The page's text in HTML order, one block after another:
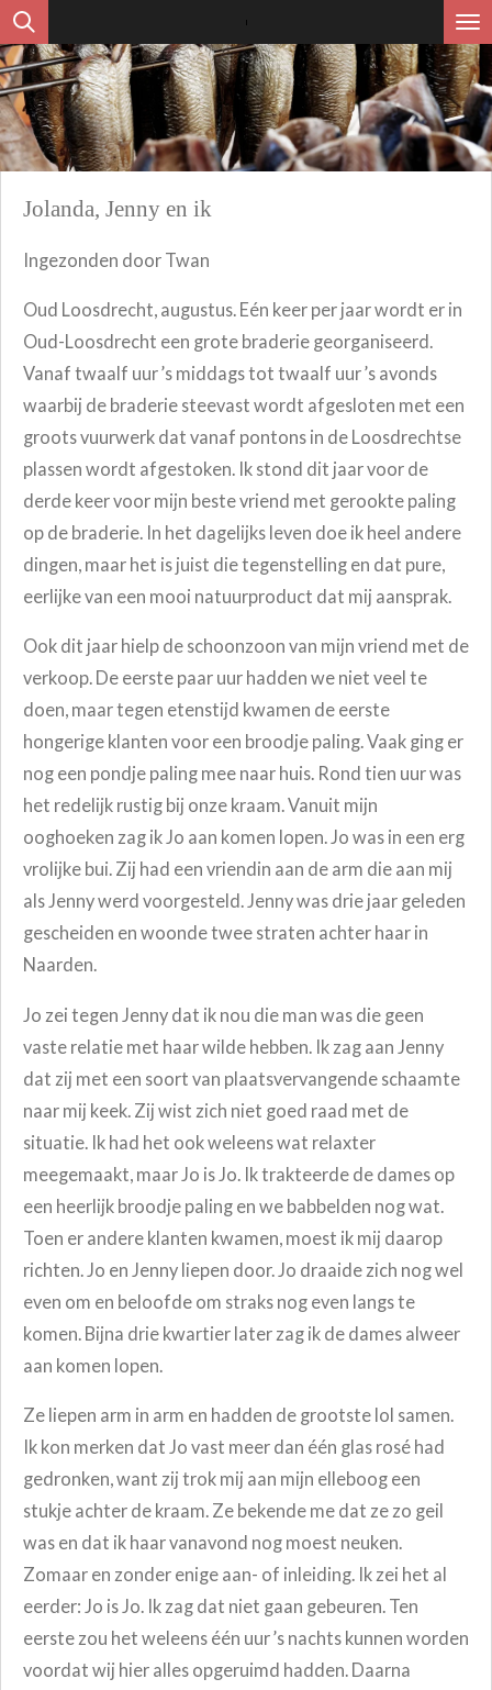
Ga
direct
naar
de
hoofdinhoud
Jolanda, Jenny en ik
Ingezonden door Twan
Oud Loosdrecht, augustus. Eén keer per jaar wordt er in
Oud-Loosdrecht een grote braderie georganiseerd.
Vanaf twaalf uur ’s middags tot twaalf uur ’s avonds
waarbij de braderie steevast wordt afgesloten met een
groots vuurwerk dat vanaf pontons in de Loosdrechtse
plassen wordt afgestoken. Ik stond dit jaar voor de
derde keer voor mijn beste vriend met gerookte paling
op de braderie. In het dagelijks leven doe ik heel andere
dingen, maar het is juist die tegenstelling en dat pure,
eerlijke van een mooi natuurproduct dat mij aansprak.
Ook dit jaar hielp de schoonzoon van mijn vriend met de
verkoop. De eerste paar uur hadden we niet veel te
doen, maar tegen etenstijd kwamen de eerste
hongerige klanten voor een broodje paling. Vaak ging er
nog een pondje paling mee naar huis. Rond tien uur was
het redelijk rustig bij onze kraam. Vanuit mijn
ooghoeken zag ik Jo aan komen lopen. Jo was in een erg
vrolijke bui. Zij had een vriendin aan de arm die aan mij
als Jenny werd voorgesteld. Jenny was drie jaar geleden
gescheiden en woonde twee straten achter haar in
Naarden.
Jo zei tegen Jenny dat ik nou die man was die geen
vaste relatie met haar wilde hebben. Ik zag aan Jenny
dat zij met een soort van plaatsvervangende schaamte
naar mij keek. Zij wist zich niet goed raad met de
situatie. Ik had het ook weleens wat relaxter
meegemaakt, maar Jo is Jo. Ik trakteerde de dames op
een heerlijk broodje paling en we babbelden nog wat.
Toen er andere klanten kwamen, moest ik mij daarop
richten. Jo en Jenny liepen door. Jo draaide zich nog wel
even om en beloofde om straks nog even langs te
komen. Bijna drie kwartier later zag ik de dames alweer
aan komen lopen.
Ze liepen arm in arm en hadden de grootste lol samen.
Ik kon merken dat Jo vast meer dan één glas rosé had
gedronken, want zij trok mij aan mijn elleboog een
stukje achter de kraam. Ze bekende me dat ze zo geil
was en dat ik haar vanavond nog moest neuken.
Zomaar en zonder enige aan- of inleiding. Ik zei het al
eerder: Jo is Jo. Ik zag dat niet gaan gebeuren. Ten
eerste zou het weleens één uur ’s nachts kunnen worden
voordat wij hier alles opgeruimd hadden. Daarna